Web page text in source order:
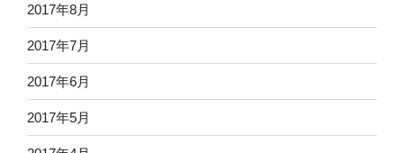
2017年8月
2017年7月
2017年6月
2017年5月